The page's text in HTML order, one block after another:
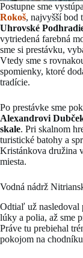
Postupne sme
Rokoš, najvyšší bod
Uhrovské
vytriedená farebná
sme si prestávku,
Vtedy sme s
spomienky, ktoré
tradície.
Po prestávke sme
Alexandrovi
skale. Pri skalnom
turistické batohy a
Kristánkova družina
miesta.
Vodná nádrž
Odtiaľ už nasledoval
lúky a polia, až sme
Práve tu prebiehal
pokojom na